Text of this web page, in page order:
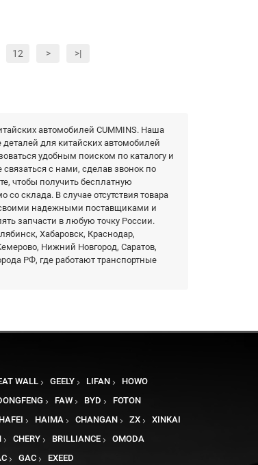
12 > >|
автомобилей CUMMINS. Наша
для китайских автомобилей
удобным поиском по каталогу и
с нами, сделав звонок по
чтобы получить бесплатную
склада. В случае отсутствия товара
надежными поставщиками и
запчасти в любую точку России.
Хабаровск, Краснодар,
Нижний Новгород, Саратов,
РФ, где работают транспортные
WALL GEELY LIFAN
HOWO
FAW BYD
FOTON
HAFEI HAIMA CHANGAN ZX
XINKAI
CHERY BRILLIANCE
OMODA
GAC EXEED